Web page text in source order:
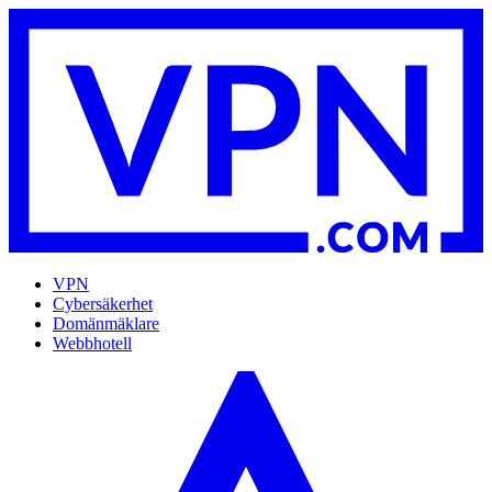
VPN
Cybersäkerhet
Domänmäklare
Webbhotell